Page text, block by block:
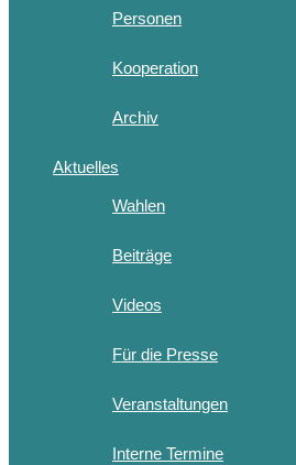
Personen
Kooperation
Archiv
Aktuelles
Wahlen
Beiträge
Videos
Für die Presse
Veranstaltungen
Interne Termine